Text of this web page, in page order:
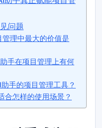
问题
理中最大的价值是
手在项目管理上有何
手的项目管理工具？
怎样的使用场景？